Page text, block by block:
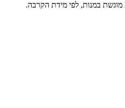
במנות, לפי מידת הקרבה.